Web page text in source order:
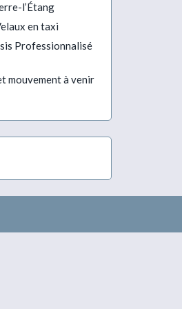
l’Étang
en taxi
Professionnalisé
mouvement à venir